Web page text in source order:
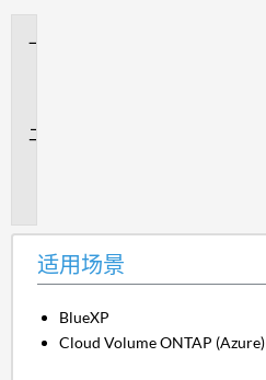
适用场景
BlueXP
Cloud Volume ONTAP (Azure)